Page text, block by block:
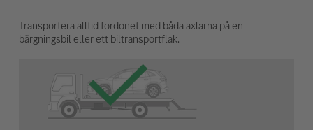
Transportera alltid fordonet med båda axlarna på en
bärgningsbil eller ett biltransportflak.